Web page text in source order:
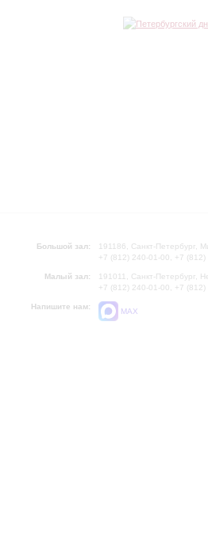
Большой зал:
191186, Санкт-Петербург,
+7 (812) 240-01-00, +7 (812)
Малый зал:
191011, Санкт-Петербург,
+7 (812) 240-01-00, +7 (812)
Напишите нам:
MAX